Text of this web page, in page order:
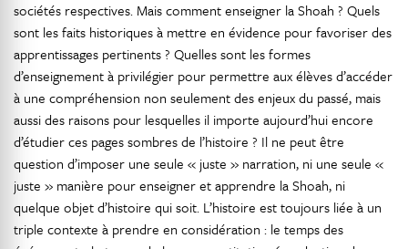
sociétés respectives. Mais comment enseigner la Shoah ? Quels
sont les faits historiques à mettre en évidence pour favoriser des
apprentissages pertinents ? Quelles sont les formes
d’enseignement à privilégier pour permettre aux élèves d’accéder
à une compréhension non seulement des enjeux du passé, mais
aussi des raisons pour lesquelles il importe aujourd’hui encore
d’étudier ces pages sombres de l’histoire ? Il ne peut être
question d’imposer une seule « juste » narration, ni une seule «
juste » manière pour enseigner et apprendre la Shoah, ni
quelque objet d’histoire qui soit. L’histoire est toujours liée à un
triple contexte à prendre en considération : le temps des